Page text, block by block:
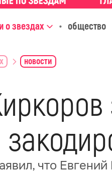
о звездах общество
новости
что